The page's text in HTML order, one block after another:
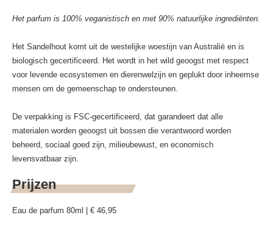
Het parfum is 100% veganistisch en met 90% natuurlijke ingrediënten.
Het Sandelhout komt uit de westelijke woestijn van Australië en is
biologisch gecertificeerd. Het wordt in het wild geoogst met respect
voor levende ecosystemen en dierenwelzijn en geplukt door inheemse
mensen om de gemeenschap te ondersteunen.
De verpakking is FSC-gecertificeerd, dat garandeert dat alle
materialen worden geoogst uit bossen die verantwoord worden
beheerd, sociaal goed zijn, milieubewust, en economisch
levensvatbaar zijn.
Prijzen
Eau de parfum 80ml | € 46,95